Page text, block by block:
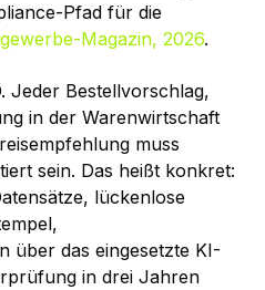
Pfad für die
Magazin, 2026.
Jeder Bestellvorschlag,
in der Warenwirtschaft
muss
sein. Das heißt konkret:
lückenlose
über das eingesetzte KI-
in drei Jahren